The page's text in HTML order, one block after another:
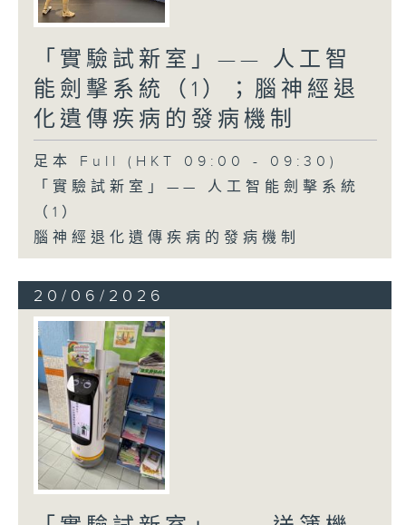
「實驗試新室」—— 人工智
能劍擊系統（1）；腦神經退
化遺傳疾病的發病機制
足本 Full (HKT 09:00 - 09:30)
「實驗試新室」—— 人工智能劍擊系統
（1）
腦神經退化遺傳疾病的發病機制
20/06/2026